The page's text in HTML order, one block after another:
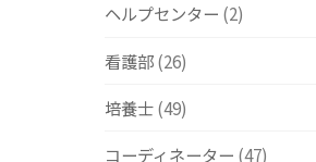
ヘルプセンター (2)
看護部(26)
培養士(49)
コーディネーター (47)